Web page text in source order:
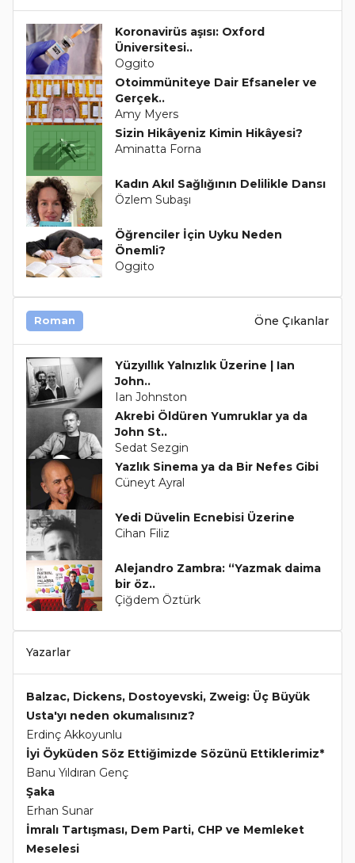
Koronavirüs aşısı: Oxford
Üniversitesi..
Oggito
Otoimmüniteye Dair Efsaneler ve
Gerçek..
Amy Myers
Sizin Hikâyeniz Kimin Hikâyesi?
Aminatta Forna
Kadın Akıl Sağlığının Delilikle Dansı
Özlem Subaşı
Öğrenciler İçin Uyku Neden
Önemli?
Oggito
Roman Öne Çıkanlar
Yüzyıllık Yalnızlık Üzerine | Ian
John..
Ian Johnston
Akrebi Öldüren Yumruklar ya da
John St..
Sedat Sezgin
Yazlık Sinema ya da Bir Nefes Gibi
Cüneyt Ayral
Yedi Düvelin Ecnebisi Üzerine
Cihan Filiz
Alejandro Zambra: “Yazmak daima
bir öz..
Çiğdem Öztürk
Yazarlar
Balzac, Dickens, Dostoyevski, Zweig: Üç Büyük
Usta'yı neden okumalısınız?
Erdinç Akkoyunlu
İyi Öyküden Söz Ettiğimizde Sözünü Ettiklerimiz*
Banu Yıldıran Genç
Şaka
Erhan Sunar
İmralı Tartışması, Dem Parti, CHP ve Memleket
Meselesi